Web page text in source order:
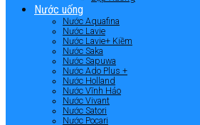
Nước uống
Nước Aquafina
Nước Lavie
Nước Lavie+ Kiềm
Nước Saka
Nước Sapuwa
Nước Ado Plus +
Nước Holland
Nước Vĩnh Hảo
Nước Vivant
Nước Satori
Nước Pocari